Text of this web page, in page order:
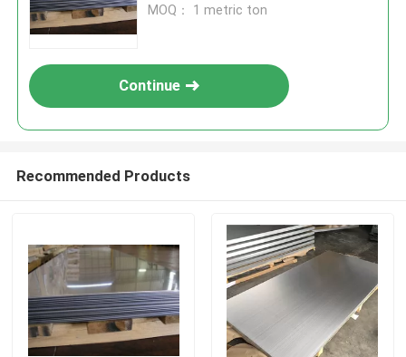
MOQ： 1 metric ton
Continue
Recommended Products